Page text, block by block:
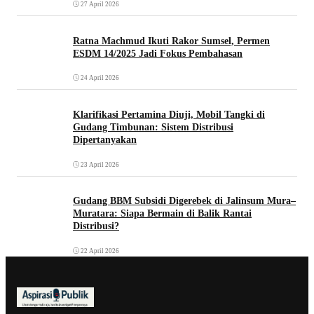
27 April 2026
Ratna Machmud Ikuti Rakor Sumsel, Permen
ESDM 14/2025 Jadi Fokus Pembahasan
24 April 2026
Klarifikasi Pertamina Diuji, Mobil Tangki di
Gudang Timbunan: Sistem Distribusi
Dipertanyakan
23 April 2026
Gudang BBM Subsidi Digerebek di Jalinsum Mura–
Muratara: Siapa Bermain di Balik Rantai
Distribusi?
22 April 2026